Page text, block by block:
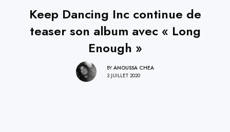
Keep Dancing Inc continue de
teaser son album avec « Long
Enough »
BY ANOUSSA CHEA
3 JUILLET 2020